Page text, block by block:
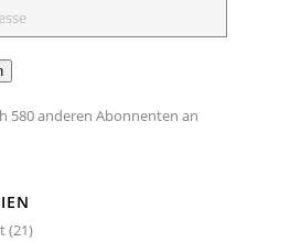
580 anderen Abonnenten an
(21)